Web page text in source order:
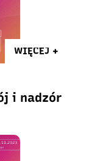
WIĘCEJ +
i nadzór